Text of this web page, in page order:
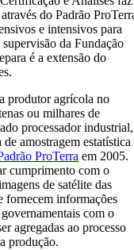
do Padrão
e intensivos para
da Fundação
é a extensão do
produtor agrícola no
ou milhares de
processador industrial,
amostragem estatística
ProTerra em 2005.
cumprimento com o
de satélite das
fornecem informações
com o
agregadas ao processo
produção.